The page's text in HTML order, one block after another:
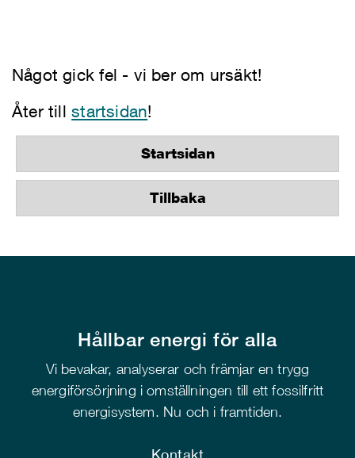
Något gick fel - vi ber om ursäkt!
Åter tillstartsidan!
Startsidan
Tillbaka
Hållbar energi för alla
Vi bevakar, analyserar och främjar en trygg
energiförsörjning i omställningen till ett fossilfritt
energisystem. Nu och i framtiden.
Kontakt